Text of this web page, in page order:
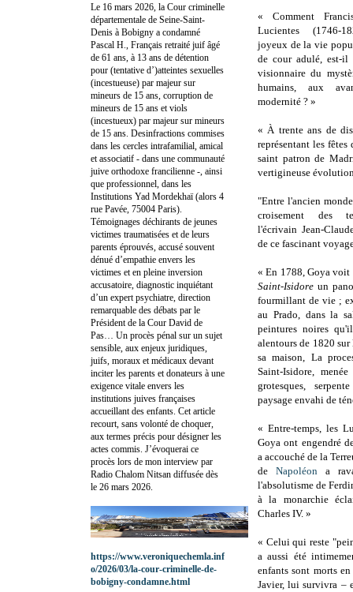
« Comment
Lucientes (1746-
joyeux de la vie
de cour adulé, est-il
visionnaire du
humains, aux
modernité ? »
« À trente ans de
représentant les
saint patron de
vertigineuse
"Entre l'ancien
croisement des
l'écrivain Jean-
de ce fascinant
« En 1788, Goya voit
Saint-Isidore un
fourmillant de vie ;
au Prado, dans la
peintures noires
alentours de 1820 sur
sa maison, La
Saint-Isidore,
grotesques,
paysage envahi de
« Entre-temps, les
Goya ont engendré
a accouché de la
deNapoléon a
l'absolutisme de
à la monarchie
Charles IV. »
« Celui qui reste
a aussi été
enfants sont morts
Javier, lui survivra –
Le 16 mars 2026, la Cour criminelle
départementale de Seine-Saint-
Denis à Bobigny a condamné
Pascal H., Français retraité juif âgé
de 61 ans, à 13 ans de détention
pour (tentative d’)atteintes sexuelles
(incestueuse) par majeur sur
mineurs de 15 ans, corruption de
mineurs de 15 ans et viols
(incestueux) par majeur sur mineurs
de 15 ans. Desinfractions commises
dans les cercles intrafamilial, amical
et associatif - dans une communauté
juive orthodoxe francilienne -, ainsi
que professionnel, dans les
Institutions Yad Mordekhaï (alors 4
rue Pavée, 75004 Paris).
Témoignages déchirants de jeunes
victimes traumatisées et de leurs
parents éprouvés, accusé souvent
dénué d’empathie envers les
victimes et en pleine inversion
accusatoire, diagnostic inquiétant
d’un expert psychiatre, direction
remarquable des débats par le
Président de la Cour David de
Pas… Un procès pénal sur un sujet
sensible, aux enjeux juridiques,
juifs, moraux et médicaux devant
inciter les parents et donateurs à une
exigence vitale envers les
institutions juives françaises
accueillant des enfants. Cet article
recourt, sans volonté de choquer,
aux termes précis pour désigner les
actes commis. J’évoquerai ce
procès lors de mon interview par
Radio Chalom Nitsan diffusée dès
le 26 mars 2026.
https://www.veroniquechemla.inf
o/2026/03/la-cour-criminelle-de-
bobigny-condamne.html